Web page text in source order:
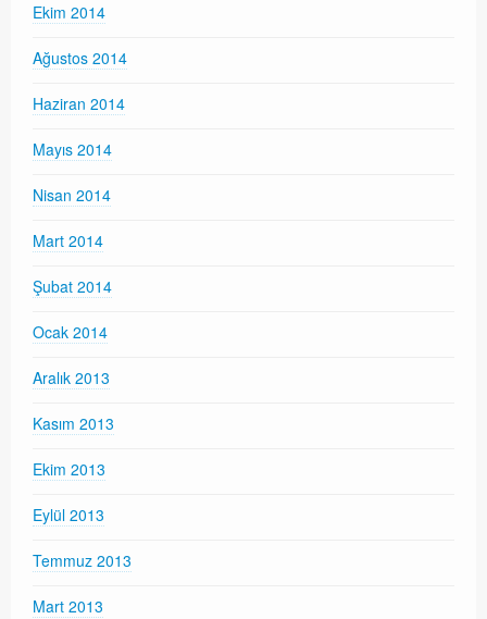
Ekim 2014
Ağustos 2014
Haziran 2014
Mayıs 2014
Nisan 2014
Mart 2014
Şubat 2014
Ocak 2014
Aralık 2013
Kasım 2013
Ekim 2013
Eylül 2013
Temmuz 2013
Mart 2013